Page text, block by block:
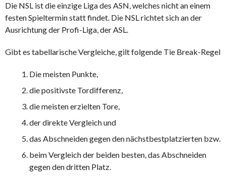
Die NSL ist die einzige Liga des ASN, welches nicht an einem
festen Spieltermin statt findet. Die NSL richtet sich an der
Ausrichtung der Profi-Liga, der ASL.
Gibt es tabellarische Vergleiche, gilt folgende Tie Break-Regel
Die meisten Punkte,
die positivste Tordifferenz,
die meisten erzielten Tore,
der direkte Vergleich und
das Abschneiden gegen den nächstbestplatzierten bzw.
beim Vergleich der beiden besten, das Abschneiden
gegen den dritten Platz.